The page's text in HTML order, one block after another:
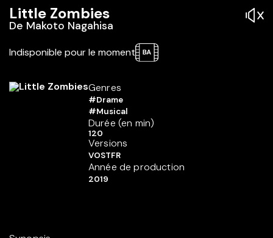
Little Zombies
De Makoto Nagahisa
Indisponible pour le moment
Genres
#Drame
#Musical
Durée (en min)
120
Versions
VOSTFR
Année de production
2019